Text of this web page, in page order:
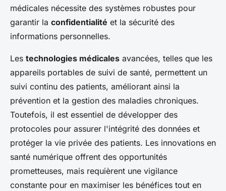
médicales nécessite des systèmes robustes pour
garantir la confidentialité et la sécurité des
informations personnelles.
Les technologies médicales avancées, telles que les
appareils portables de suivi de santé, permettent un
suivi continu des patients, améliorant ainsi la
prévention et la gestion des maladies chroniques.
Toutefois, il est essentiel de développer des
protocoles pour assurer l'intégrité des données et
protéger la vie privée des patients. Les innovations en
santé numérique offrent des opportunités
prometteuses, mais requièrent une vigilance
constante pour en maximiser les bénéfices tout en